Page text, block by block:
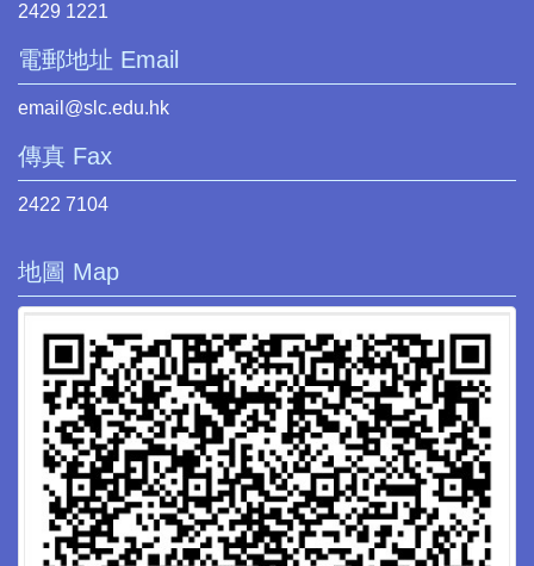
2429 1221
電郵地址 Email
email@slc.edu.hk
傳真 Fax
2422 7104
地圖 Map